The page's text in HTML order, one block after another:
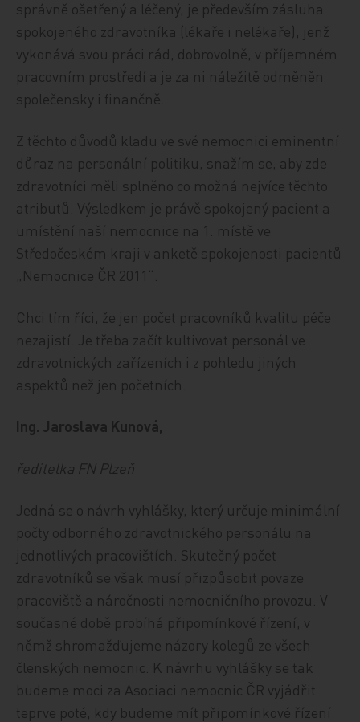
správně ošetřený a léčený, je především zásluha
spokojeného zdravotníka (lékaře i nelékaře), jenž
vykonává svou práci rád, dobrovolně, v příjemném
pracovním prostředí a je za ni náležitě odměněn
společensky i finančně.
Z těchto důvodů kladu ve své nemocnici eminentní
důraz na personální politiku, snažím se, aby zde
zdravotníci měli splněno co možná nejvíce těchto
atributů. Výsledkem je právě spokojený pacient a
umístění naší nemocnice na 1. místě ve
Středočeském kraji v anketě spokojenosti pacientů
„Nemocnice ČR 2011“.
Chci tím říci, že jen počet pracovníků kvalitu péče
nezajistí. Je třeba začít kultivovat personál ve
zdravotnických zařízeních i z pohledu jiných
aspektů než jen početních.
Ing. Jaroslava Kunová,
ředitelka FN Plzeň
Jedná se o návrh vyhlášky, který určuje minimální
počty odborného zdravotnického personálu na
jednotlivých pracovištích. Skutečný počet
zdravotníků se však musí přizpůsobit povaze
pracoviště a náročnosti nemocničního provozu. V
současné době probíhá připomínkové řízení, v
němž shromažďujeme názory kolegů ze všech
členských nemocnic. K návrhu vyhlášky se tak
budeme moci za Asociaci nemocnic ČR vyjádřit
teprve poté, kdy budeme mít připomínkové řízení